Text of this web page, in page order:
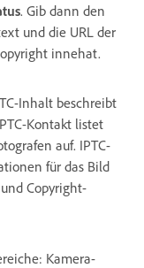
. Gib dann den
und die URL der
innehat.
Inhalt beschreibt
Kontakt listet
auf. IPTC-
für das Bild
Copyright-
Kamera-